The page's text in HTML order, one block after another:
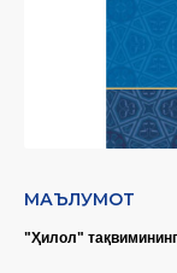
МАЪЛУМОТ
"Ҳилол"